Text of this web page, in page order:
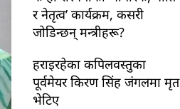
र नेतृत्व’ कार्यक्रम, कसरी
जोडिन्छन् मन्त्रीहरू?
हराइरहेका कपिलवस्तुका
पूर्वमेयर किरण सिंह जंगलमा मृत
भेटिए